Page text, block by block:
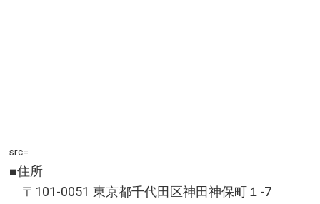
src=
■住所
〒101-0051 東京都千代田区神田神保町１-7